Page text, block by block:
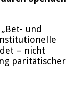
und
– nicht
paritätischer